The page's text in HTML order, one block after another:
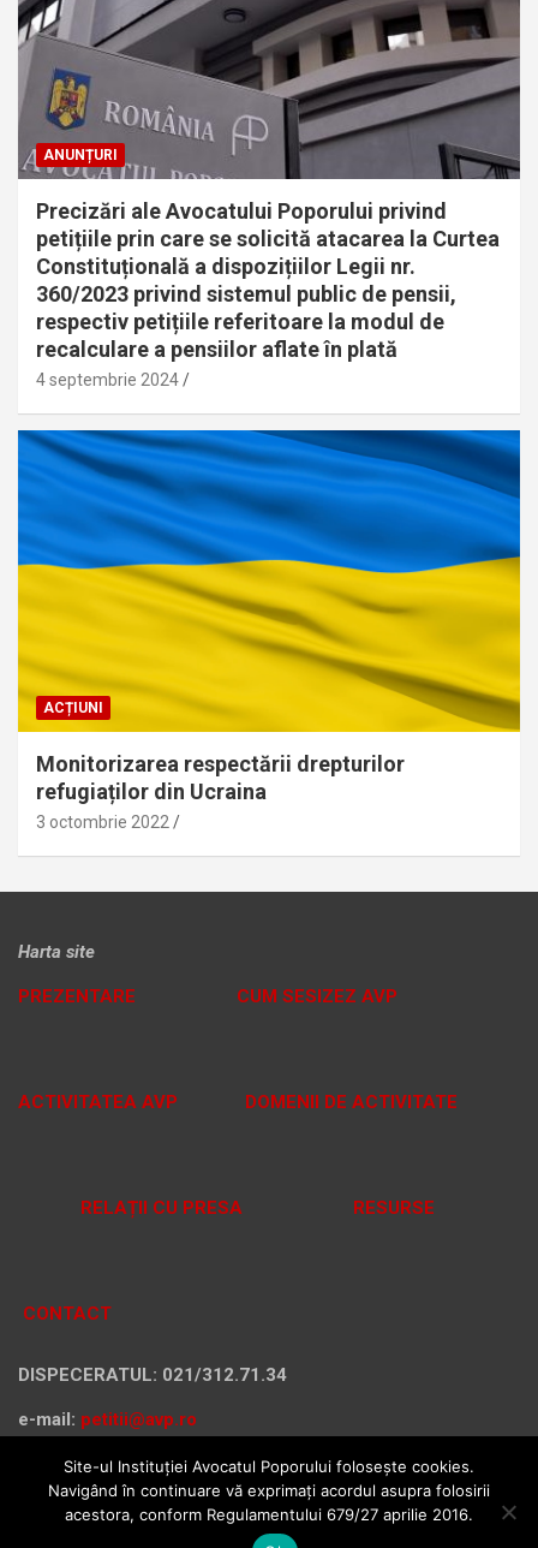
ANUNȚURI
Precizări ale Avocatului Poporului privind
petițiile prin care se solicită atacarea la Curtea
Constituțională a dispozițiilor Legii nr.
360/2023 privind sistemul public de pensii,
respectiv petițiile referitoare la modul de
recalculare a pensiilor aflate în plată
4 septembrie 2024
ACȚIUNI
Monitorizarea respectării drepturilor
refugiaților din Ucraina
3 octombrie 2022
Harta site
PREZENTARE CUM SESIZEZ AVP
ACTIVITATEA AVP DOMENII DE ACTIVITATE
RELAȚII CU PRESA RESURSE
CONTACT
DISPECERATUL: 021/312.71.34
e-mail: petitii@avp.ro
Copyright © 2026Instituția Avocatul Poporului
Protecția
Site-ul Instituției Avocatul Poporului folosește cookies.
Navigând în continuare vă exprimați acordul asupra folosirii
acestora, conform Regulamentului 679/27 aprilie 2016.